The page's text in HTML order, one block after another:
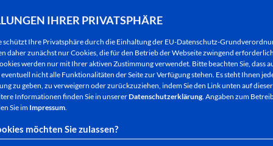
IHRER PRIVATSPHÄRE
schützt Ihre Privatsphäre durch die Einhaltung der EU-Datenschutz-
daher zunächst nur Cookies, die für den Betrieb der Webseite zwingend
werden nur mit Ihrer aktiven Zustimmung verwendet. Bitte beachten Sie, dass
nicht alle Funktionalitäten der Seite zur Verfügung stehen. Es steht Ihnen
zu geben, zu verweigern oder zurückzuziehen, indem Sie den Link unten auf
Informationen finden Sie in unsererDatenschutzerklärung. Angaben zum
Sie im Impressum.
möchten Sie zulassen?
AUSSCHUSS FÜR
VERLEGT INS BÜRGERHAUS HOHE
22.06.2021
Im Ausschuss für Stadtplanung, Umwelt und
interessante Projekte der Stadt erläutert. Etwa
innovatives Projekt zur Straßenbeleuchtung